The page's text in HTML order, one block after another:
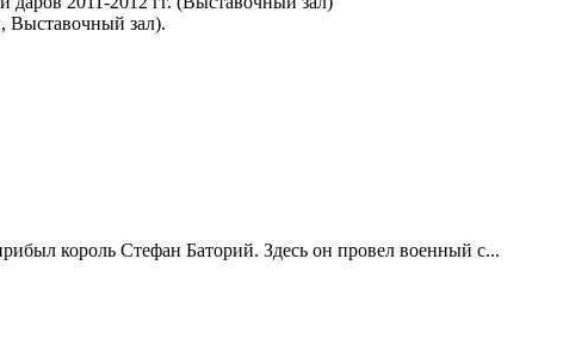
Выставочный зал).
король Стефан Баторий. Здесь он провел военный с...